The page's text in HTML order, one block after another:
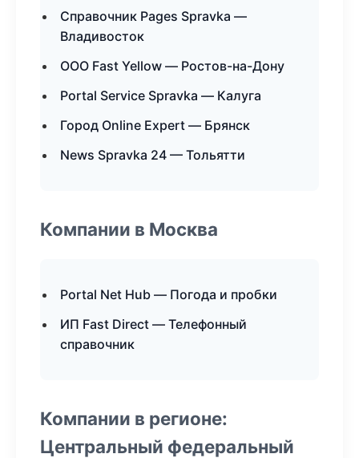
Справочник Pages Spravka —
Владивосток
ООО Fast Yellow — Ростов-на-Дону
Portal Service Spravka — Калуга
Город Online Expert — Брянск
News Spravka 24 — Тольятти
Компании в Москва
Portal Net Hub — Погода и пробки
ИП Fast Direct — Телефонный
справочник
Компании в регионе:
Центральный федеральный